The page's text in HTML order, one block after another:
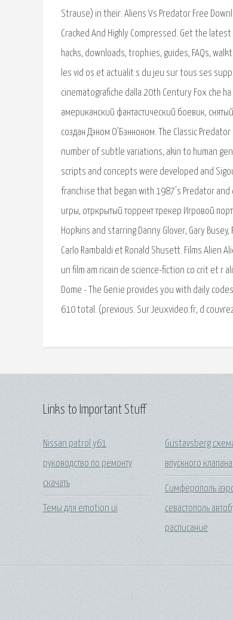
Strause) in their. Aliens Vs Predator Free
Cracked And Highly Compressed. Get the
hacks, downloads, trophies, guides, FAQs,
les vid os et actualit s du jeu sur tous ses
cinematografiche dalla 20th Century Fox che
американский фантастический боевик,
создан Дэном О’Бэнноном. The Classic
number of subtle variations, akin to human
scripts and concepts were developed and
franchise that began with 1987's Predator and
игры, отркрытый торрент трекер Игровой
Hopkins and starring Danny Glover, Gary Busey,
Carlo Rambaldi et Ronald Shusett. Films Alien
un film am ricain de science-fiction co crit et r
Dome - The Genie provides you with daily
610 total. (previous. Sur Jeuxvideo.fr, d
Links to Important Stuff
Nissan patrol y61
руководство по ремонту
скачать
Темы для emotion ui
Gustavsberg
впускного клапана
Симферополь
севастополь
расписание